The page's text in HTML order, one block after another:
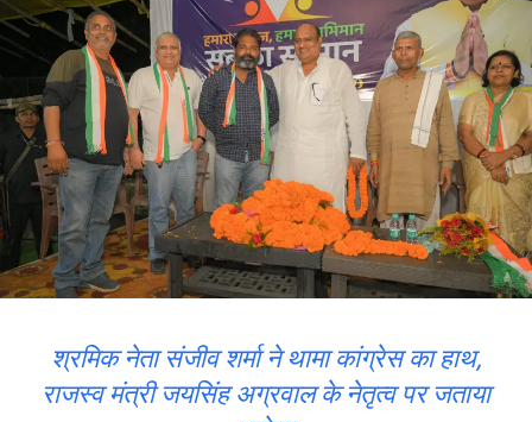
श्रमिक नेता संजीव शर्मा ने थामा कांग्रेस का हाथ,
राजस्व मंत्री जयसिंह अग्रवाल के नेतृत्व पर जताया